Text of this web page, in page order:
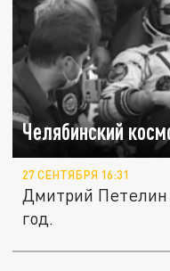
Челябинский
27 СЕНТЯБРЯ 16:31
Дмитрий
год.